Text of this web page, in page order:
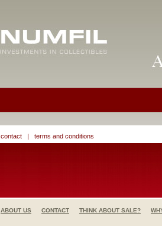
contact | terms and conditions
ABOUT US CONTACT THINK ABOUT SALE?